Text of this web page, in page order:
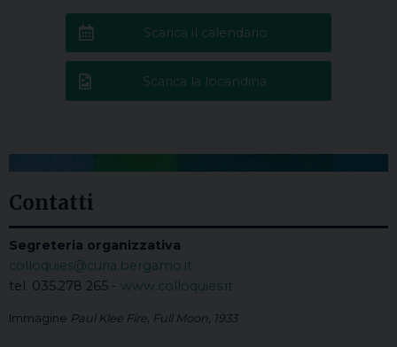
Scarica il calendario
Scarica la locandina
Contatti
Segreteria organizzativa
colloquies@curia.bergamo.it
tel. 035.278 265 - www.colloquies.it
Immagine Paul Klee Fire, Full Moon, 1933